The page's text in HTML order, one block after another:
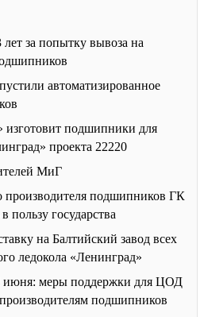
за попытку вывоза на
автоматизированное
подшипники для
проекта 22220
МиГ
подшипников ГК
пользу государства
на Балтийский завод всех
ледокола «Ленинград»
июня: меры поддержки для ЦОД
подшипников